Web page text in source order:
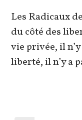
Les Radicaux
du côté des
vie privée, il
liberté, il n’y a